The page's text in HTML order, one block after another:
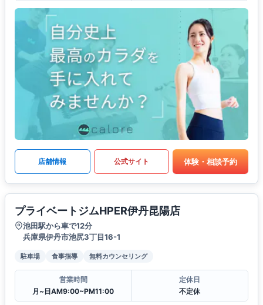
店舗情報 公式サイト 体験・相談予約
プライベートジムHPER伊丹昆陽店
池田駅から車で12分
兵庫県伊丹市池尻3丁目16-1
駐車場 食事指導 無料カウンセリング
営業時間
月~日AM9:00~PM11:00
定休日
不定休